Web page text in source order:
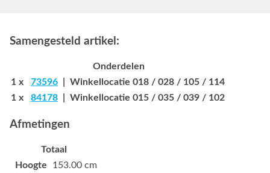
Samengesteld artikel:
Onderdelen
1 x 73596 | Winkellocatie 018 / 028 / 105 / 114
1 x 84178 | Winkellocatie 015 / 035 / 039 / 102
Afmetingen
Totaal
Hoogte
153.00 cm